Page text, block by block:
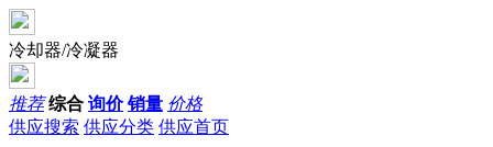
冷却器/冷凝器
推荐 综合 询价 销量 价格
供应搜索 供应分类 供应首页